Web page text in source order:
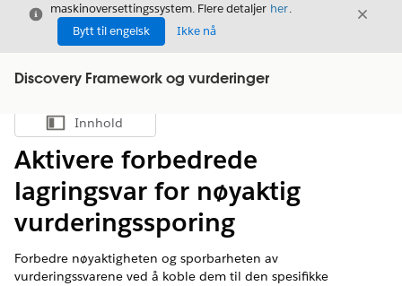
Avslutt
maskinoversettingssystem. Flere detaljer her.
Bytt til engelsk
Ikke nå
Avslutt
Discovery Framework og vurderinger
Vis innholdsfortegnelse
Innhold
Aktivere forbedrede
lagringsvar for nøyaktig
vurderingssporing
Forbedre nøyaktigheten og sporbarheten av
vurderingssvarene ved å koble dem til den spesifikke